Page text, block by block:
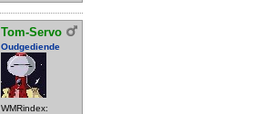
Tom-Servo
Oudgediende
WMRindex: